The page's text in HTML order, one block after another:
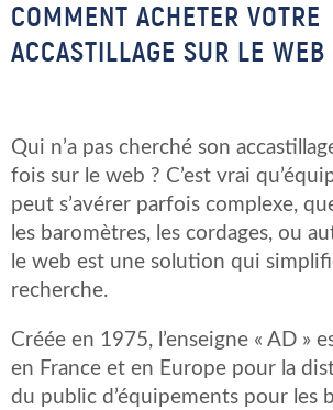
COMMENT ACHETER VOTRE
ACCASTILLAGE SUR LE WEB
Qui n’a pas cherché son
fois sur le web ? C’est vrai
peut s’avérer parfois complexe,
les baromètres, les cordages, ou
le web est une solution qui
recherche.
Créée en 1975, l’enseigne « AD »
en France et en Europe pour la
du public d’équipements pour les